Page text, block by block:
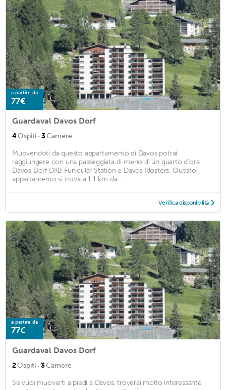
a partire da
77€
Guardaval Davos Dorf
4Ospiti · 3Camere
Muovendoti da questo appartamento di Davos potrai
raggiungere con una passeggiata di meno di un quarto d'ora
Davos Dorf DKB Funicular Station e Davos Klosters. Questo
appartamento si trova a 1,1 km da ...
Verifica disponibilità
a partire da
77€
Guardaval Davos Dorf
2Ospiti · 3Camere
Se vuoi muoverti a piedi a Davos, troverai molto interessante